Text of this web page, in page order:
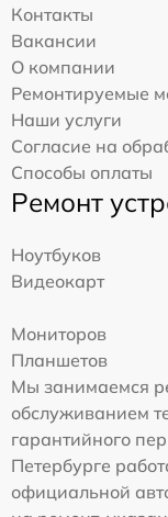
Контакты
Вакансии
О компании
Ремонтируемые
Наши услуги
Согласие на
Способы оплаты
Ремонт
Ноутбуков
Видеокарт
Мониторов
Планшетов
Мы занимаемся
обслуживанием
гарантийного
Петербурге
официальной